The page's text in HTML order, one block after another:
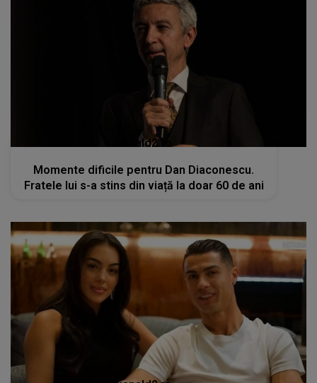
Momente dificile pentru Dan Diaconescu.
Fratele lui s-a stins din viață la doar 60 de ani
kanald2.ro
Cristiano Ronaldo și Georgina
Rodriguez: Nunta de vis în Madeira,
încununarea unei Iubiri de poveste